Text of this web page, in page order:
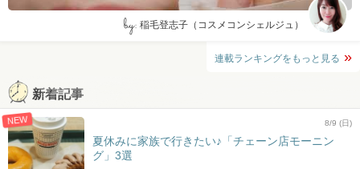
by: 稲毛登志子（コスメコンシェルジュ）
連載ランキングをもっと見る
新着記事
NEW 8/9 (日)
夏休みに家族で行きたい♪「チェーン店モーニン
グ」3選